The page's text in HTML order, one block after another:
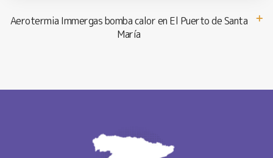
Aerotermia Immergas bomba calor en El Puerto de Santa
María